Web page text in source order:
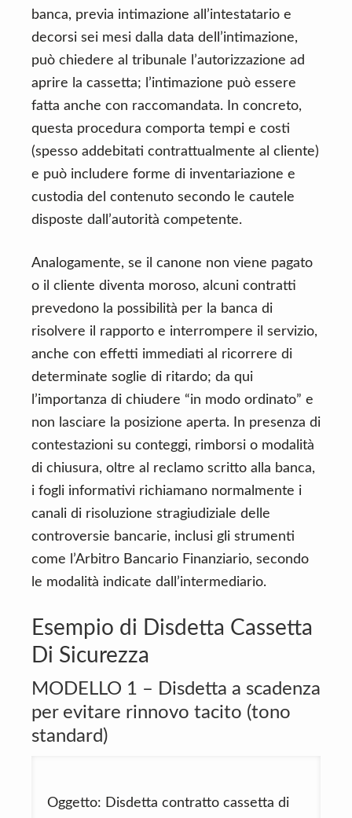
banca, previa intimazione all’intestatario e
decorsi sei mesi dalla data dell’intimazione,
può chiedere al tribunale l’autorizzazione ad
aprire la cassetta; l’intimazione può essere
fatta anche con raccomandata. In concreto,
questa procedura comporta tempi e costi
(spesso addebitati contrattualmente al cliente)
e può includere forme di inventariazione e
custodia del contenuto secondo le cautele
disposte dall’autorità competente.
Analogamente, se il canone non viene pagato
o il cliente diventa moroso, alcuni contratti
prevedono la possibilità per la banca di
risolvere il rapporto e interrompere il servizio,
anche con effetti immediati al ricorrere di
determinate soglie di ritardo; da qui
l’importanza di chiudere “in modo ordinato” e
non lasciare la posizione aperta. In presenza di
contestazioni su conteggi, rimborsi o modalità
di chiusura, oltre al reclamo scritto alla banca,
i fogli informativi richiamano normalmente i
canali di risoluzione stragiudiziale delle
controversie bancarie, inclusi gli strumenti
come l’Arbitro Bancario Finanziario, secondo
le modalità indicate dall’intermediario.
Esempio di Disdetta Cassetta
Di Sicurezza
MODELLO 1 – Disdetta a scadenza
per evitare rinnovo tacito (tono
standard)
Oggetto: Disdetta contratto cassetta di